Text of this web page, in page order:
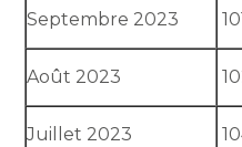
Septembre 2023
Août 2023
Juillet 2023